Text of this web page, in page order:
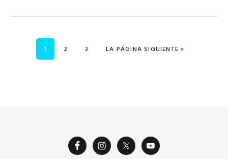
PÁGINA
1 PÁGINA
2 PÁGINA
3 IR A
LA PÁGINA SIGUIENTE »